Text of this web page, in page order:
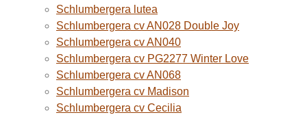
Schlumbergera lutea
Schlumbergera cv AN028 Double Joy
Schlumbergera cv AN040
Schlumbergera cv PG2277 Winter Love
Schlumbergera cv AN068
Schlumbergera cv Madison
Schlumbergera cv Cecilia